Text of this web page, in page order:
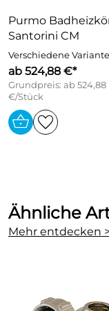
Temperatur:
Werkstoffe
EPDM
Messing
Spindel:
doppelter O-
Purmo
Santorini CM
Verschiedene
ab 524,88 €*
Grundpreis: ab 524,88
€/Stück
Ähnliche
Mehr entdecken >